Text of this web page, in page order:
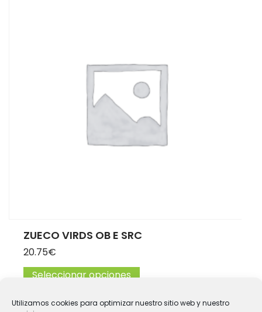
Utilizamos cookies para optimizar nuestro sitio web y nuestro
ZUECO VIRDS OB E SRC
20.75€
Seleccionar opciones
Este producto tiene